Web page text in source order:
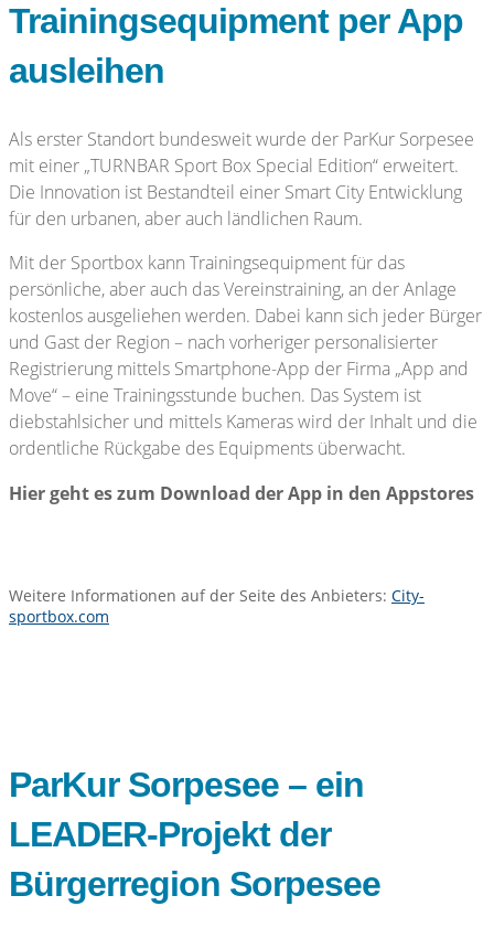
Trainingsequipment per App
ausleihen
Als erster Standort bundesweit wurde der ParKur Sorpesee
mit einer „TURNBAR Sport Box Special Edition“ erweitert.
Die Innovation ist Bestandteil einer Smart City Entwicklung
für den urbanen, aber auch ländlichen Raum.
Mit der Sportbox kann Trainingsequipment für das
persönliche, aber auch das Vereinstraining, an der Anlage
kostenlos ausgeliehen werden. Dabei kann sich jeder Bürger
und Gast der Region – nach vorheriger personalisierter
Registrierung mittels Smartphone-App der Firma „App and
Move“ – eine Trainingsstunde buchen. Das System ist
diebstahlsicher und mittels Kameras wird der Inhalt und die
ordentliche Rückgabe des Equipments überwacht.
Hier geht es zum Download der App in den Appstores
Weitere Informationen auf der Seite des Anbieters: City-
sportbox.com
ParKur Sorpesee – ein
LEADER-Projekt der
Bürgerregion Sorpesee